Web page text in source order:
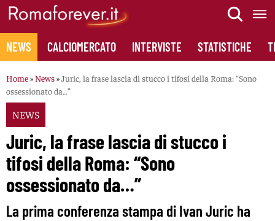
Skip
content
NEWS CALCIOMERCATO INTERVISTE STATISTICHE
Home» News»Juric, la frase lascia di stucco i tifosi della Roma: “Sono
ossessionato da…”
NEWS
Juric, la frase lascia di stucco i
tifosi della Roma: “Sono
ossessionato da…”
La prima conferenza stampa di Ivan Juric ha